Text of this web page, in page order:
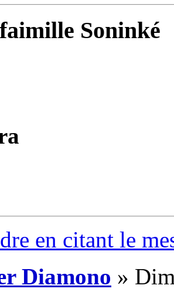
Soninké
en citant le
Diamono »